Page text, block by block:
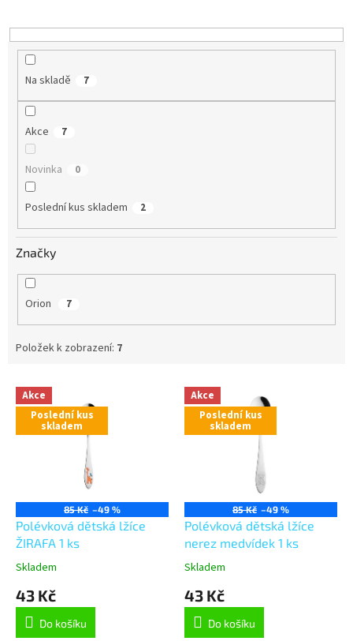
k
t
Na skladě 7
Akce 7
Novinka 0
Poslední kus skladem 2
Značky
Orion 7
Položek k zobrazení: 7
V Akce
Poslední kus
skladem
85 Kč –49 %
Polévková dětská lžíce
ŽIRAFA 1 ks
Skladem
43 Kč
Do košíku
Akce
Poslední kus
skladem
85 Kč –49 %
Polévková dětská lžíce
nerez medvídek 1 ks
Skladem
43 Kč
Do košíku